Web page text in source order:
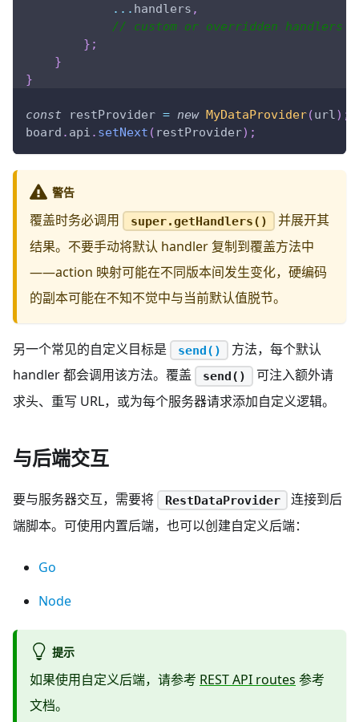
... handlers ,
// custom or overridden handlers
} ;
}
}
const restProvider = new MyDataProvider(url) ;
board . api . setNext ( restProvider) ;
警告
覆盖时务必调用 super.getHandlers()
并展开其
结果。不要手动将默认 handler 复制到覆盖方法中
——action 映射可能在不同版本间发生变化，硬编码
的副本可能在不知不觉中与当前默认值脱节。
另一个常见的自定义目标是 send()
方法，每个默认
handler 都会调用该方法。覆盖
send()
可注入额外请
求头、重写 URL，或为每个服务器请求添加自定义逻辑。
与后端交互
要与服务器交互，需要将 RestDataProvider
连接到后
端脚本。可使用内置后端，也可以创建自定义后端：
Go
Node
提示
如果使用自定义后端，请参考 REST API routes 参考
文档。